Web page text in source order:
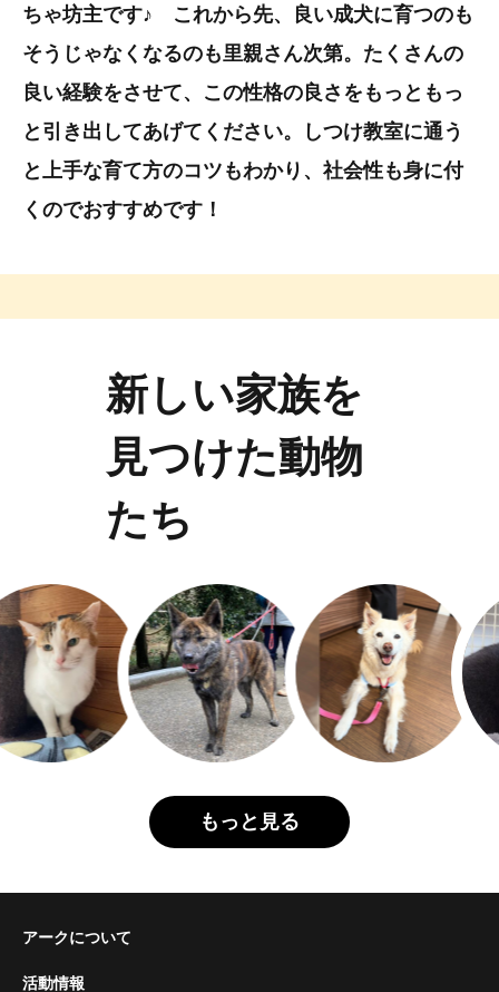
ちゃ坊主です♪ これから先、良い成犬に育つのも
そうじゃなくなるのも里親さん次第。たくさんの
良い経験をさせて、この性格の良さをもっともっ
と引き出してあげてください。しつけ教室に通う
と上手な育て方のコツもわかり、社会性も身に付
くのでおすすめです！
新しい家族を
見つけた動物
たち
もっと見る
アークについて
活動情報